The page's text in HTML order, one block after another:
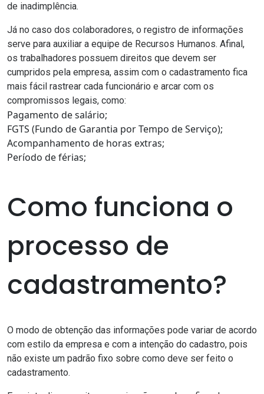
de inadimplência.
Já no caso dos colaboradores, o registro de informações
serve para auxiliar a equipe de Recursos Humanos. Afinal,
os trabalhadores possuem direitos que devem ser
cumpridos pela empresa, assim com o cadastramento fica
mais fácil rastrear cada funcionário e arcar com os
compromissos legais, como:
Pagamento de salário;
FGTS (Fundo de Garantia por Tempo de Serviço);
Acompanhamento de horas extras;
Período de férias;
Como funciona o
processo de
cadastramento?
O modo de obtenção das informações pode variar de acordo
com estilo da empresa e com a intenção do cadastro, pois
não existe um padrão fixo sobre como deve ser feito o
cadastramento.